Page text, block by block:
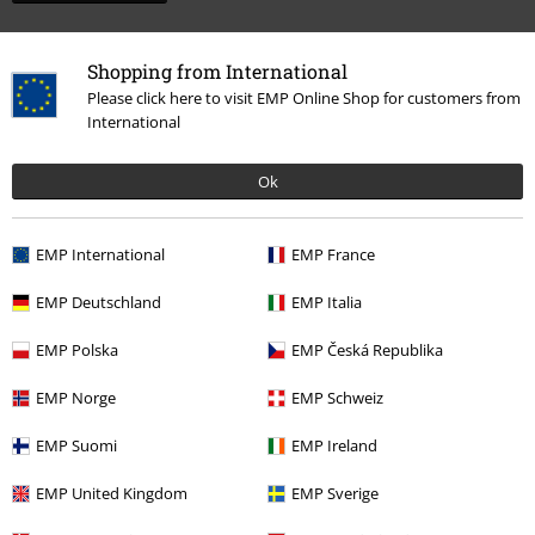
Shopping from International
Please click here to visit EMP Online Shop for customers from
International
Ok
EMP International EMP France
EMP Deutschland EMP Italia
EMP Polska EMP Česká Republika
EMP Norge EMP Schweiz
EMP Suomi EMP Ireland
EMP United Kingdom EMP Sverige
Tøj
Tema
Tema Basics T-shirts
Tema
Tøj & accessories Overdele T-shirts